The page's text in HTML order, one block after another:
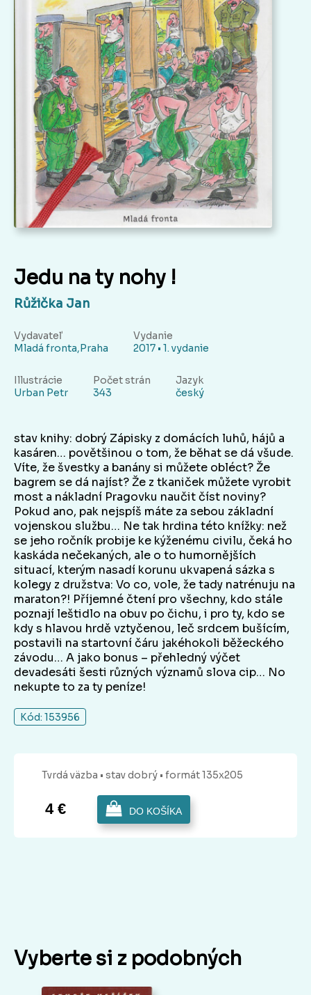
Jedu na ty nohy !
Růžička Jan
Vydavateľ
Mladá fronta,Praha
Vydanie
2017 • 1. vydanie
Illustrácie
Urban Petr
Počet strán
343
Jazyk
český
stav knihy: dobrý Zápisky z domácích luhů, hájů a
kasáren… povětšinou o tom, že běhat se dá všude.
Víte, že švestky a banány si můžete obléct? Že
bagrem se dá najíst? Že z tkaniček můžete vyrobit
most a nákladní Pragovku naučit číst noviny?
Pokud ano, pak nejspíš máte za sebou základní
vojenskou službu… Ne tak hrdina této knížky: než
se jeho ročník probije ke kýženému civilu, čeká ho
kaskáda nečekaných, ale o to humornějších
situací, kterým nasadí korunu ukvapená sázka s
kolegy z družstva: Vo co, vole, že tady natrénuju na
maraton?! Příjemné čtení pro všechny, kdo stále
poznají leštidlo na obuv po čichu, i pro ty, kdo se
kdy s hlavou hrdě vztyčenou, leč srdcem bušícím,
postavili na startovní čáru jakéhokoli běžeckého
závodu… A jako bonus – přehledný výčet
devadesáti šesti různých významů slova cip… No
nekupte to za ty peníze!
Kód: 153956
Tvrdá väzba • stav dobrý • formát 135x205
4 € DO KOŠÍKA
Vyberte si z podobných